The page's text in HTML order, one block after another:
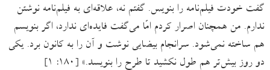
گفت خودت فیلم‌نامه را بنویس. گفتم نه، علاقه‌ای به فیلم‌نامه نوشتن
ندارم. من همچنان اصرار کردم امّا می‌گفت فایده‌ای ندارد، اگر بنویسم
هم ساخته نمی‌شود. سرانجام بیضایی نوشت و آن ‌را به کانون برد. یکی
دو روز بیش‌تر هم طول نکشید تا طرح را بنویسد.» [۱۸۰: ۱]